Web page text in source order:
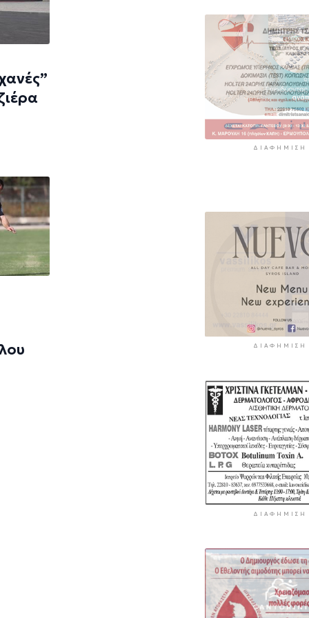
ΔΙΑΦΉΜΙΣΗ
ΔΙΑΦΉΜΙΣΗ
ΔΙΑΦΉΜΙΣΗ